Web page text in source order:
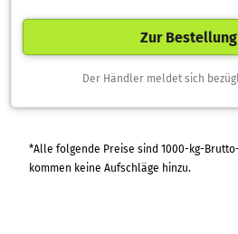
Zur Bestellung
Der Händler meldet sich
*Alle folgende Preise sind 1000-kg-Brutto-
kommen keine Aufschläge hinzu.